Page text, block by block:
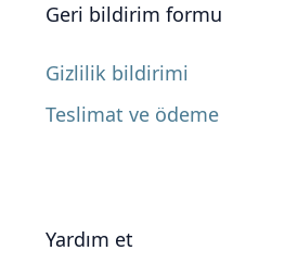
Geri bildirim formu
Gizlilik bildirimi
Teslimat ve ödeme
Yardım et